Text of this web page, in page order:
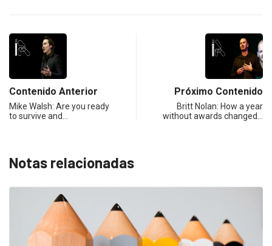
Contenido Anterior
Mike Walsh: Are you ready
to survive and…
Próximo Contenido
Britt Nolan: How a year
without awards changed…
Notas relacionadas